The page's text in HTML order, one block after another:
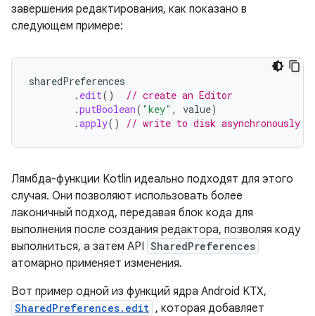
завершения редактирования, как показано в
следующем примере:
sharedPreferences
. edit()
// create an Editor
.putBoolean( "key" , value)
.apply() // write to disk asynchronously
Лямбда-функции Kotlin идеально подходят для этого
случая. Они позволяют использовать более
лаконичный подход, передавая блок кода для
выполнения после создания редактора, позволяя коду
выполниться, а затем API SharedPreferences
атомарно применяет изменения.
Вот пример одной из функций ядра Android KTX,
SharedPreferences.edit , которая добавляет